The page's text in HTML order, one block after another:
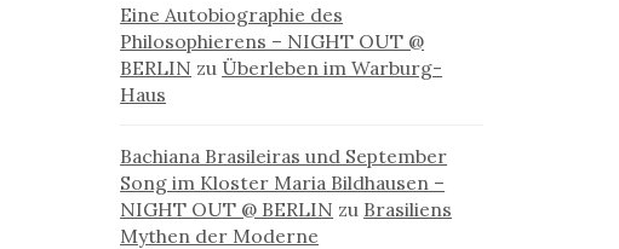
Eine Autobiographie des
Philosophierens – NIGHT OUT @
BERLIN zu Überleben im Warburg-
Haus
Bachiana Brasileiras und September
Song im Kloster Maria Bildhausen –
NIGHT OUT @ BERLIN zu Brasiliens
Mythen der Moderne